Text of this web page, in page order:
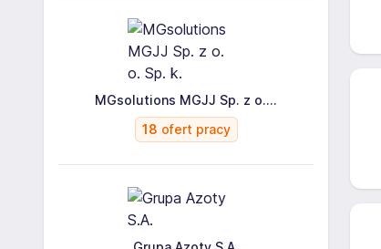
MGsolutions MGJJ Sp. z o....
18 ofert pracy